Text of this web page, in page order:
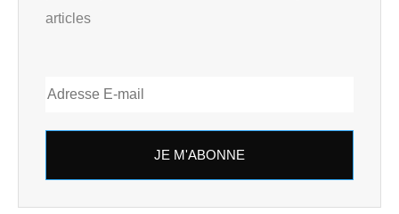
articles
JE M'ABONNE